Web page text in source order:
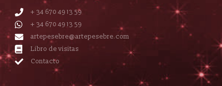
+ 34 670 49 13 59
+ 34 670 49 13 59
artepesebre@artepesebre.com
Libro de visitas
Contacto